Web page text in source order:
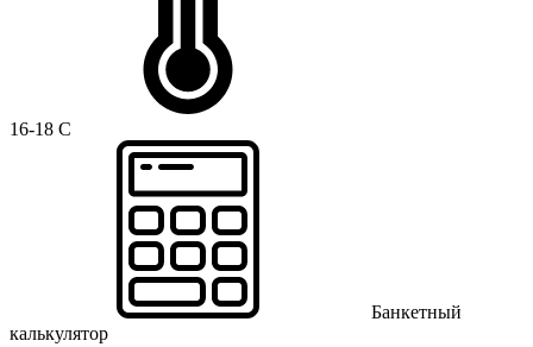
16-18 C
Банкетный
калькулятор